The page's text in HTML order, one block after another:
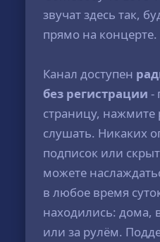
звучат здесь так,
прямо на концерте.
Канал доступен
без регистрации -
страницу, нажмите
слушать. Никаких
подписок или
можете
в любое время
находились: дома,
или за рулём.